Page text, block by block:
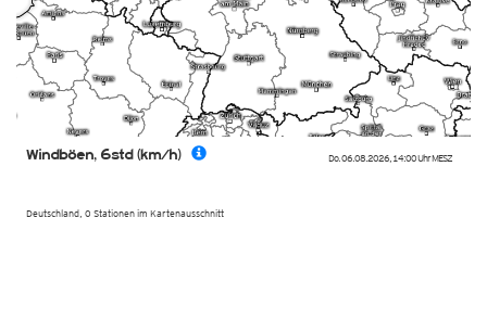
Do. 06.08.2026, 14:00 UhrMESZ
Deutschland, 0 Stationen im Kartenausschnitt
Windböen, 6std (km/h)